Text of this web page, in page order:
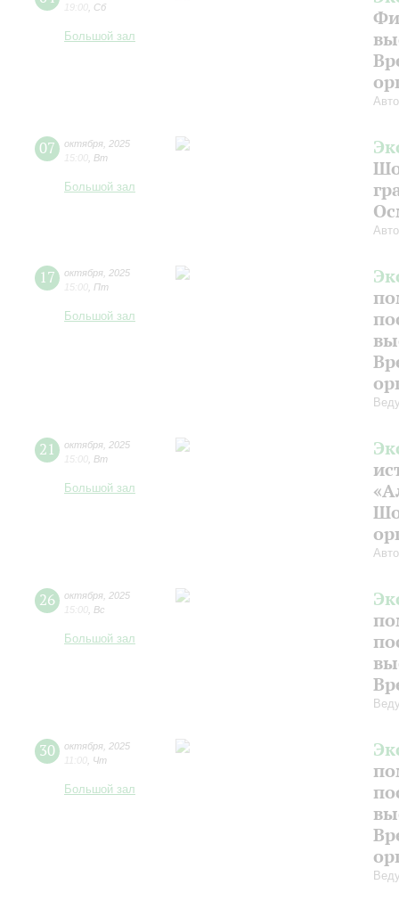
19:00 Сб
Большой зал
07 октября 2025
15:00 Вт
Большой зал
17 октября 2025
15:00 Пт
Большой зал
21 октября 2025
15:00 Вт
Большой зал
26 октября 2025
15:00 Вс
Большой зал
30 октября 2025
11:00 Чт
Большой зал